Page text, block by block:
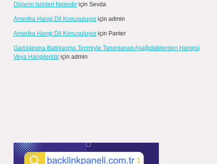
Dişlerin Isimleri Nelerdir için Sevda
Amerika Hangi Dil Konuşuluyor için admin
Amerika Hangi Dil Konuşuluyor için Panter
Garblılaşma Batılılaşma Terimiyle Tanımlanan Aşağıdakilerden Hangisi
Veya Hangileridir için admin